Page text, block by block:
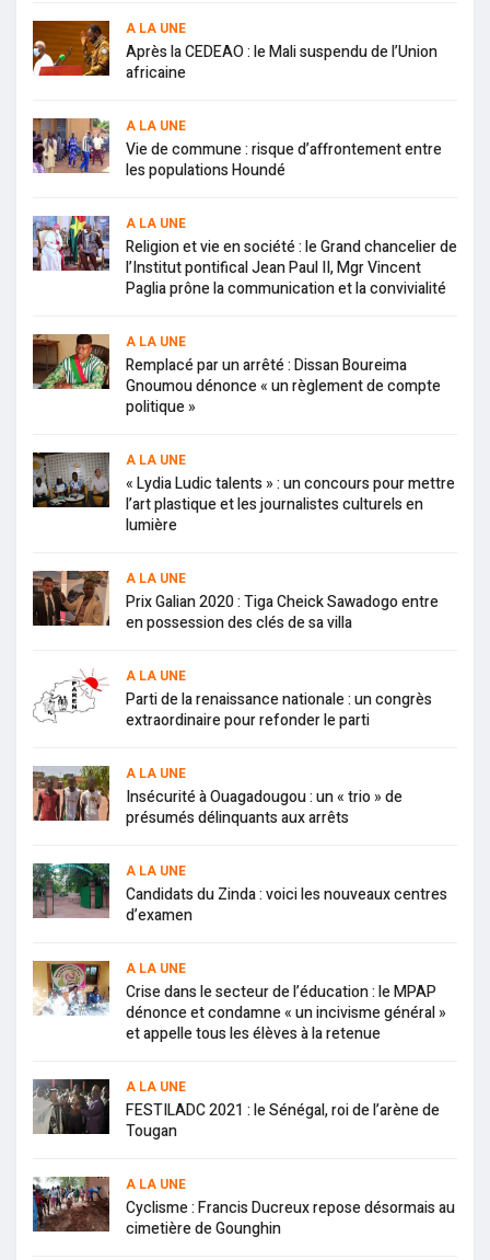
A LA UNE
Après la CEDEAO : le Mali suspendu de l’Union
africaine
A LA UNE
Vie de commune : risque d’affrontement entre
les populations Houndé
A LA UNE
Religion et vie en société : le Grand chancelier de
l’Institut pontifical Jean Paul II, Mgr Vincent
Paglia prône la communication et la convivialité
A LA UNE
Remplacé par un arrêté : Dissan Boureima
Gnoumou dénonce « un règlement de compte
politique »
A LA UNE
« Lydia Ludic talents » : un concours pour mettre
l’art plastique et les journalistes culturels en
lumière
A LA UNE
Prix Galian 2020 : Tiga Cheick Sawadogo entre
en possession des clés de sa villa
A LA UNE
Parti de la renaissance nationale : un congrès
extraordinaire pour refonder le parti
A LA UNE
Insécurité à Ouagadougou : un « trio » de
présumés délinquants aux arrêts
A LA UNE
Candidats du Zinda : voici les nouveaux centres
d’examen
A LA UNE
Crise dans le secteur de l’éducation : le MPAP
dénonce et condamne « un incivisme général »
et appelle tous les élèves à la retenue
A LA UNE
FESTILADC 2021 : le Sénégal, roi de l’arène de
Tougan
A LA UNE
Cyclisme : Francis Ducreux repose désormais au
cimetière de Gounghin